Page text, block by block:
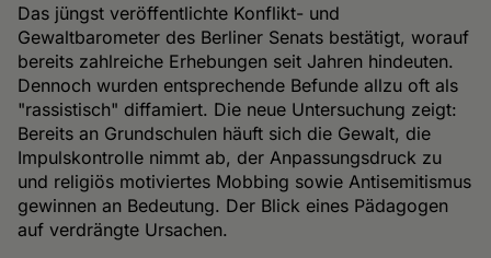
Das jüngst veröffentlichte Konflikt- und
Gewaltbarometer des Berliner Senats bestätigt, worauf
bereits zahlreiche Erhebungen seit Jahren hindeuten.
Dennoch wurden entsprechende Befunde allzu oft als
"rassistisch" diffamiert. Die neue Untersuchung zeigt:
Bereits an Grundschulen häuft sich die Gewalt, die
Impulskontrolle nimmt ab, der Anpassungsdruck zu
und religiös motiviertes Mobbing sowie Antisemitismus
gewinnen an Bedeutung. Der Blick eines Pädagogen
auf verdrängte Ursachen.